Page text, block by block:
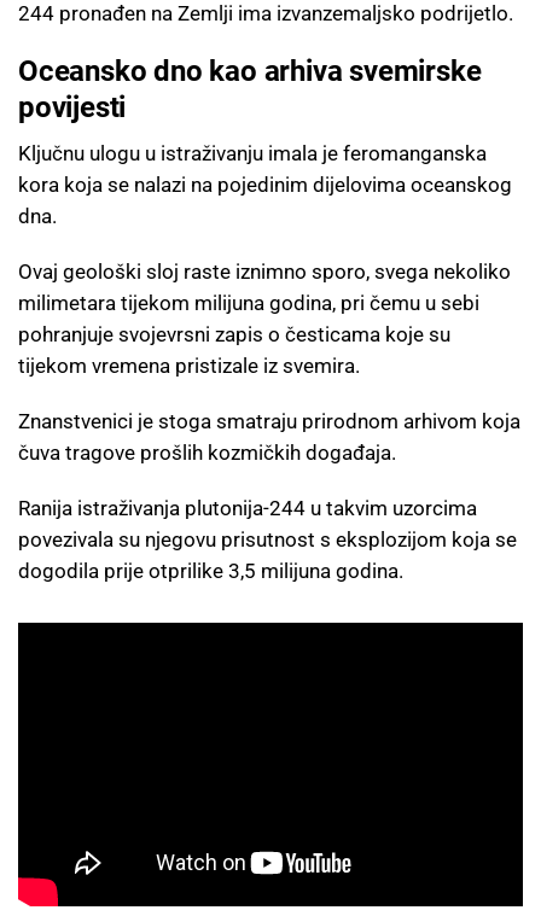
244 pronađen na Zemlji ima izvanzemaljsko podrijetlo.
Oceansko dno kao arhiva svemirske
povijesti
Ključnu ulogu u istraživanju imala je feromanganska
kora koja se nalazi na pojedinim dijelovima oceanskog
dna.
Ovaj geološki sloj raste iznimno sporo, svega nekoliko
milimetara tijekom milijuna godina, pri čemu u sebi
pohranjuje svojevrsni zapis o česticama koje su
tijekom vremena pristizale iz svemira.
Znanstvenici je stoga smatraju prirodnom arhivom koja
čuva tragove prošlih kozmičkih događaja.
Ranija istraživanja plutonija-244 u takvim uzorcima
povezivala su njegovu prisutnost s eksplozijom koja se
dogodila prije otprilike 3,5 milijuna godina.